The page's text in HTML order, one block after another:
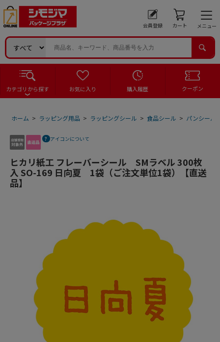
会員登録 カート メニュー
カテゴリから探す お気に入り 購入履歴 クーポン
ホーム > ラッピング用品 > ラッピングシール > 食品シール > パンシール
アイコンについて
ヒカリ紙工 フレーバーシール SMラベル 300枚
入 SO-169 日向夏 1袋（ご注文単位1袋）【直送
品】